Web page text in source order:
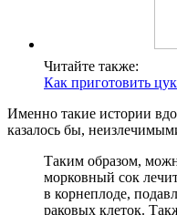
Читайте также:
Как приготовить
Именно такие истории
казалось бы,
Таким образом,
морковный сок
в корнеплоде,
раковых клеток.